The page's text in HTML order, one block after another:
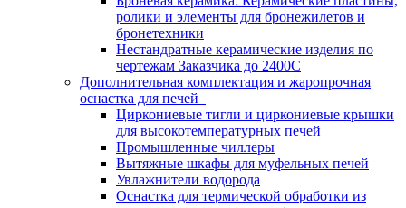
ролики и элементы для бронежилетов и
бронетехники
Нестандратные керамические изделия по
чертежам Заказчика до 2400С
Дополнительная комплектация и жаропрочная
оснастка для печей
Циркониевые тигли и циркониевые крышки
для высокотемпературных печей
Промышленные чиллеры
Вытяжные шкафы для муфельных печей
Увлажнители водорода
Оснастка для термической обработки из